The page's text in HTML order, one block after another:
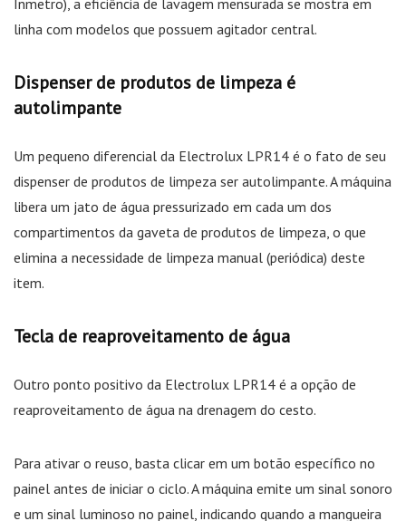
linha com modelos que possuem agitador central.
Dispenser de produtos de limpeza é
autolimpante
Um pequeno diferencial da Electrolux LPR14 é o fato de seu
dispenser de produtos de limpeza ser autolimpante. A máquina
libera um jato de água pressurizado em cada um dos
compartimentos da gaveta de produtos de limpeza, o que
elimina a necessidade de limpeza manual (periódica) deste
item.
Tecla de reaproveitamento de água
Outro ponto positivo da Electrolux LPR14 é a opção de
reaproveitamento de água na drenagem do cesto.
Para ativar o reuso, basta clicar em um botão específico no
painel antes de iniciar o ciclo. A máquina emite um sinal sonoro
e um sinal luminoso no painel, indicando quando a mangueira